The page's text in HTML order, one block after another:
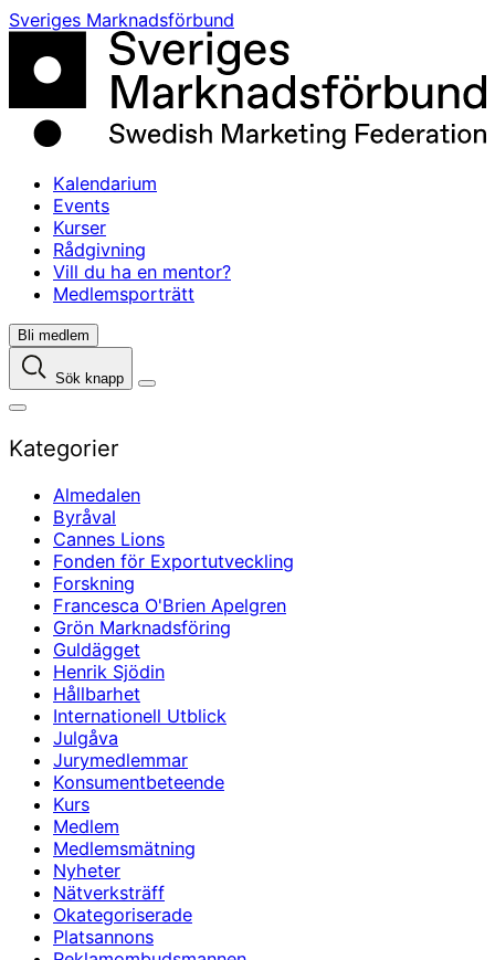
Skip
content
Sveriges Marknadsförbund
Kalendarium
Events
Kurser
Rådgivning
Vill du ha en mentor?
Medlemsporträtt
Bli medlem
Sök knapp
Kategorier
Almedalen
Byråval
Cannes Lions
Fonden för Exportutveckling
Forskning
Francesca O'Brien Apelgren
Grön Marknadsföring
Guldägget
Henrik Sjödin
Hållbarhet
Internationell Utblick
Julgåva
Jurymedlemmar
Konsumentbeteende
Kurs
Medlem
Medlemsmätning
Nyheter
Nätverksträff
Okategoriserade
Platsannons